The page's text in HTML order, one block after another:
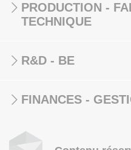
PRODUCTION -
TECHNIQUE
R&D - BE
FINANCES -